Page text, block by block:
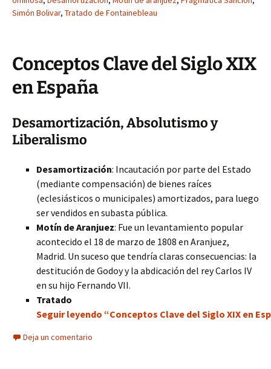
Simón Bolivar, Tratado de Fontainebleau
Conceptos Clave del Siglo XIX
en España
Desamortización, Absolutismo y
Liberalismo
Desamortización: Incautación por parte del Estado
(mediante compensación) de bienes raíces
(eclesiásticos o municipales) amortizados, para luego
ser vendidos en subasta pública.
Motín de Aranjuez: Fue un levantamiento popular
acontecido el 18 de marzo de 1808 en Aranjuez,
Madrid. Un suceso que tendría claras consecuencias: la
destitución de Godoy y la abdicación del rey Carlos IV
en su hijo Fernando VII.
Tratado
Seguir leyendo “Conceptos Clave del Siglo XIX en
Deja un comentario